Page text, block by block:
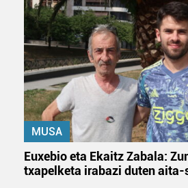
MUSA
Euxebio eta Ekaitz Zabala:
txapelketa irabazi duten aita-